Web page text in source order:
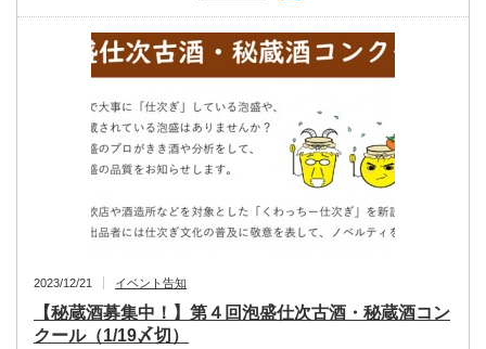
2023/12/21 イベント告知
【秘蔵酒募集中！】第４回泡盛仕次古酒・秘蔵酒コン
クール（1/19〆切）